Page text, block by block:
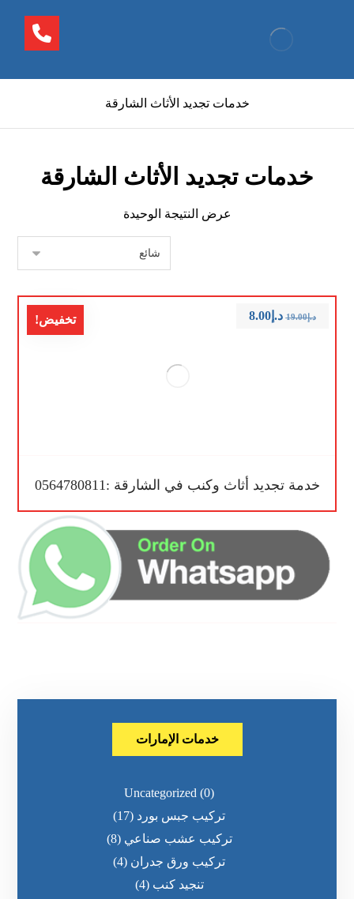
خدمات تجديد الأثاث الشارقة
خدمات تجديد الأثاث الشارقة
عرض النتيجة الوحيدة
تخفيض!
خدمة تجديد أثاث وكنب في الشارقة :0564780811
د.إ19.00 د.إ8.00
خدمات الإمارات
Uncategorized (0)
تركيب جبس بورد (17)
تركيب عشب صناعي (8)
تركيب ورق جدران (4)
تنجيد كنب (4)